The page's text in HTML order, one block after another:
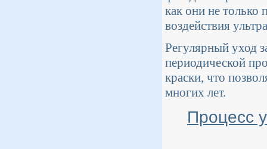
как они не только
воздействия
Регулярный уход
периодической
краски, что
многих лет.
Процесс